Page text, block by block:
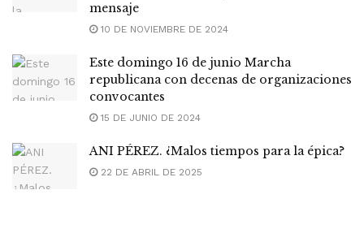
mensaje
10 DE NOVIEMBRE DE 2024
Este domingo 16 de junio Marcha
republicana con decenas de organizaciones
convocantes
15 DE JUNIO DE 2024
ANI PÉREZ. ¿Malos tiempos para la épica?
22 DE ABRIL DE 2025